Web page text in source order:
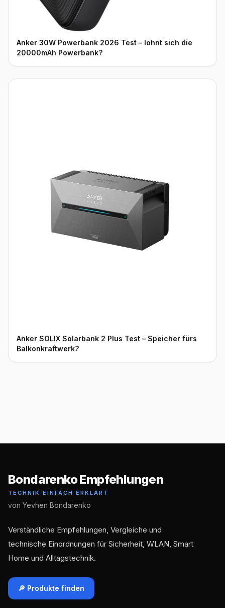
Anker 30W Powerbank 2026 Test – lohnt sich die
20000mAh Powerbank?
Anker SOLIX Solarbank 2 Plus Test – Speicher fürs
Balkonkraftwerk?
Bondarenko Empfehlungen
TECHNIK EINFACH ERKLÄRT
von Yevhen Bondarenko
Verständliche Empfehlungen, Vergleiche und
technische Einordnungen für Sicherheit, WLAN, Smart
Home und Alltagstechnik.
🔎 Produkte finden